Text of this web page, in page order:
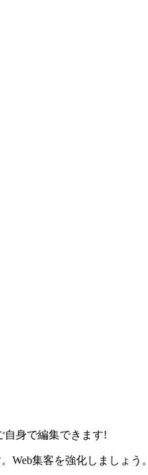
自身で編集できます!
Web集客を強化しましょう。